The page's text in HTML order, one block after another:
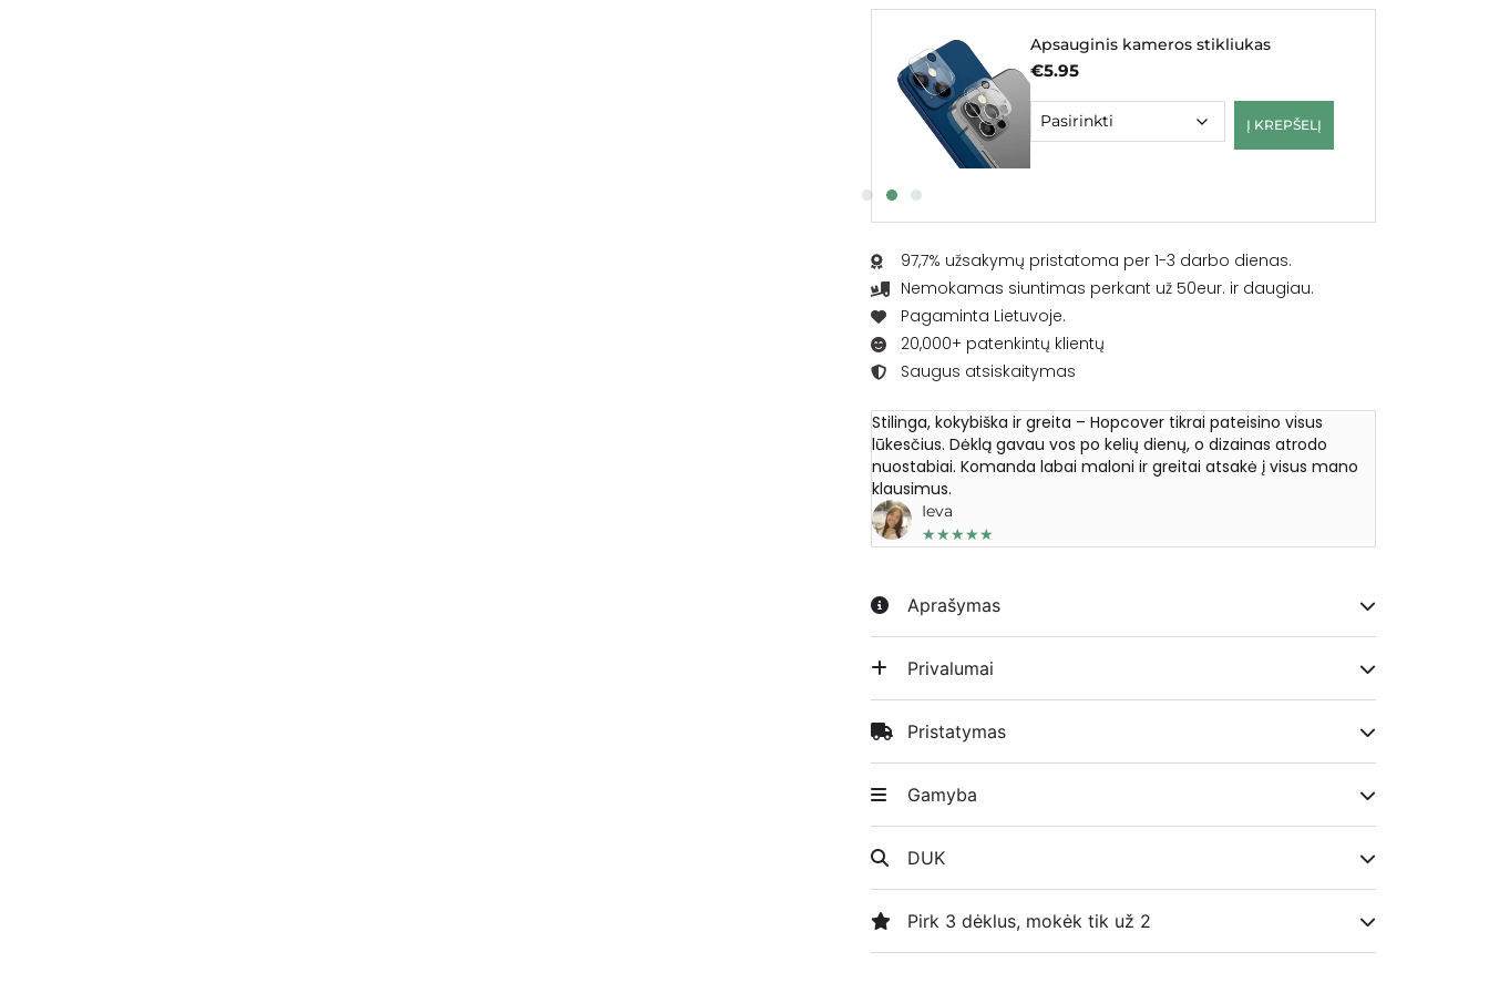
Apsauginis kameros stikliukas
€5.95
Į KREPŠELĮ
97,7% užsakymų pristatoma per 1-3 darbo dienas.
Nemokamas siuntimas perkant už 50eur. ir daugiau.
Pagaminta Lietuvoje.
20,000+ patenkintų klientų
Saugus atsiskaitymas
Ieva
★★★★★
Stilinga, kokybiška ir greita – Hopcover tikrai pateisino visus
lūkesčius. Dėklą gavau vos po kelių dienų, o dizainas atrodo
nuostabiai. Komanda labai maloni ir greitai atsakė į visus mano
klausimus.
Aprašymas
Privalumai
Pristatymas
Gamyba
DUK
Pirk 3 dėklus, mokėk tik už 2